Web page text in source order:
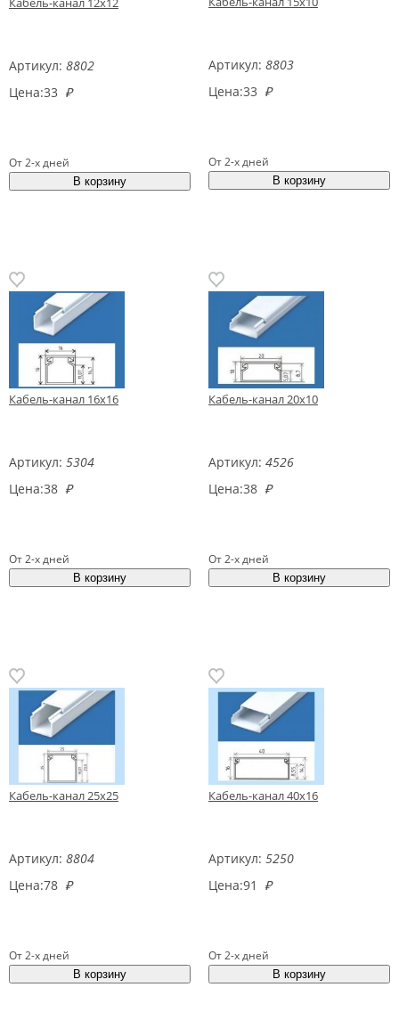
Артикул: 8802
Цена:33 ₽
От 2-х дней
Артикул: 8803
Цена:33 ₽
От 2-х дней
Кабель-канал 16х16
Артикул: 5304
Цена:38 ₽
От 2-х дней
Кабель-канал 20х10
Артикул: 4526
Цена:38 ₽
От 2-х дней
Кабель-канал 25х25
Артикул: 8804
Цена:78 ₽
От 2-х дней
Кабель-канал 40х16
Артикул: 5250
Цена:91 ₽
От 2-х дней